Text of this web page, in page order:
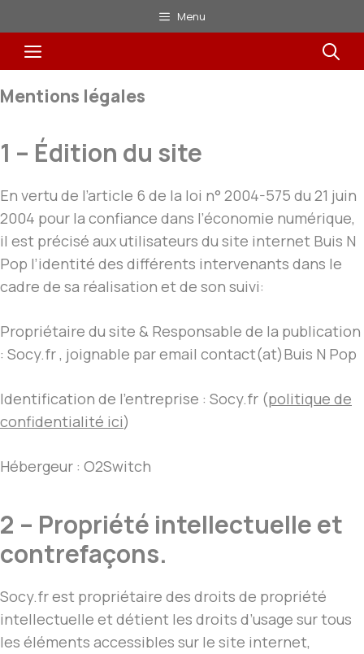
au
contenu
Menu
Menu
Mentions légales
1 – Édition du site
En vertu de l’article 6 de la loi n° 2004-575 du 21 juin
2004 pour la confiance dans l’économie numérique,
il est précisé aux utilisateurs du site internet Buis N
Pop l’identité des différents intervenants dans le
cadre de sa réalisation et de son suivi:
Propriétaire du site & Responsable de la publication
: Socy.fr , joignable par email contact(at)Buis N Pop
Identification de l’entreprise : Socy.fr (politique de
confidentialité ici)
Hébergeur : O2Switch
2 – Propriété intellectuelle et
contrefaçons.
Socy.fr est propriétaire des droits de propriété
intellectuelle et détient les droits d’usage sur tous
les éléments accessibles sur le site internet,